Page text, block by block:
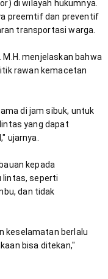
di wilayah hukumnya.
preemtif dan preventif
M.H. menjelaskan bahwa
rawan kemacetan
di jam sibuk, untuk
yang dapat
kepada
lintas, seperti
dan tidak
keselamatan berlalu
bisa ditekan,"